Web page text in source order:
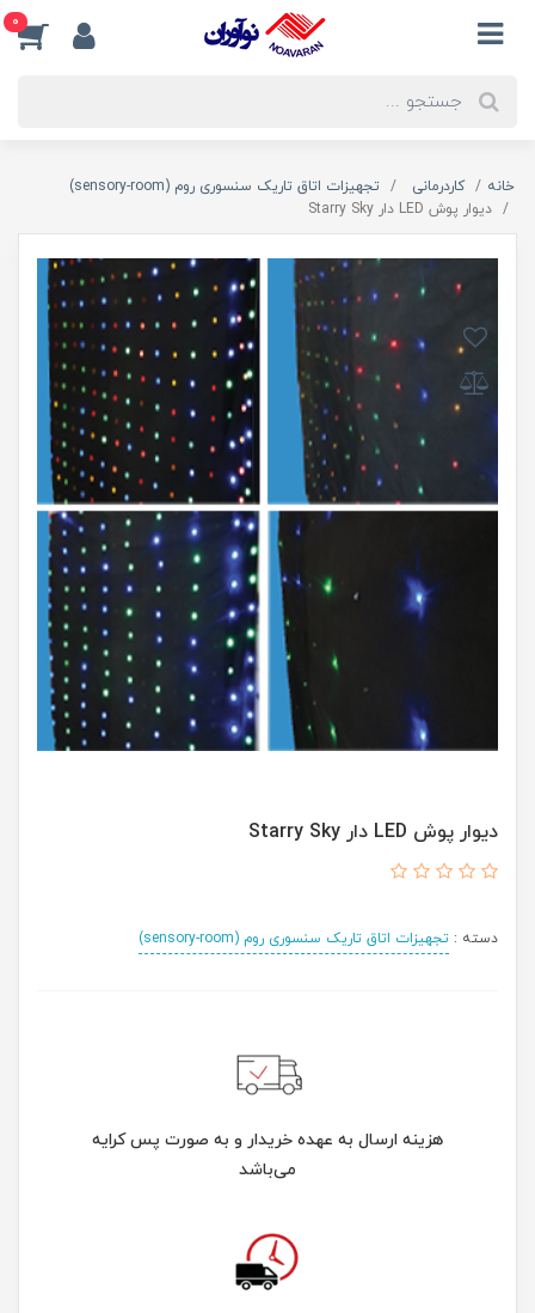
0
خانه کاردرمانی
تجهیزات اتاق تاریک سنسوری روم (sensory-room)
دیوار پوش LED دار Starry Sky
دیوار پوش LED دار Starry Sky
دسته : تجهیزات اتاق تاریک سنسوری روم (sensory-room)
هزینه ارسال به عهده خریدار و به صورت پس کرایه
می‌باشد